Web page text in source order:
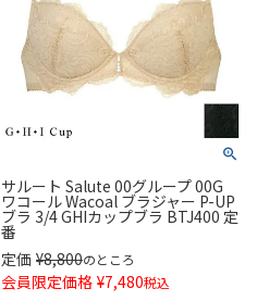
サルート Salute 00グループ 00G
ワコール Wacoal ブラジャー P-UP
ブラ 3/4 GHIカップブラ BTJ400 定
番
定価 ¥8,800のところ
会員限定価格 ¥7,480税込